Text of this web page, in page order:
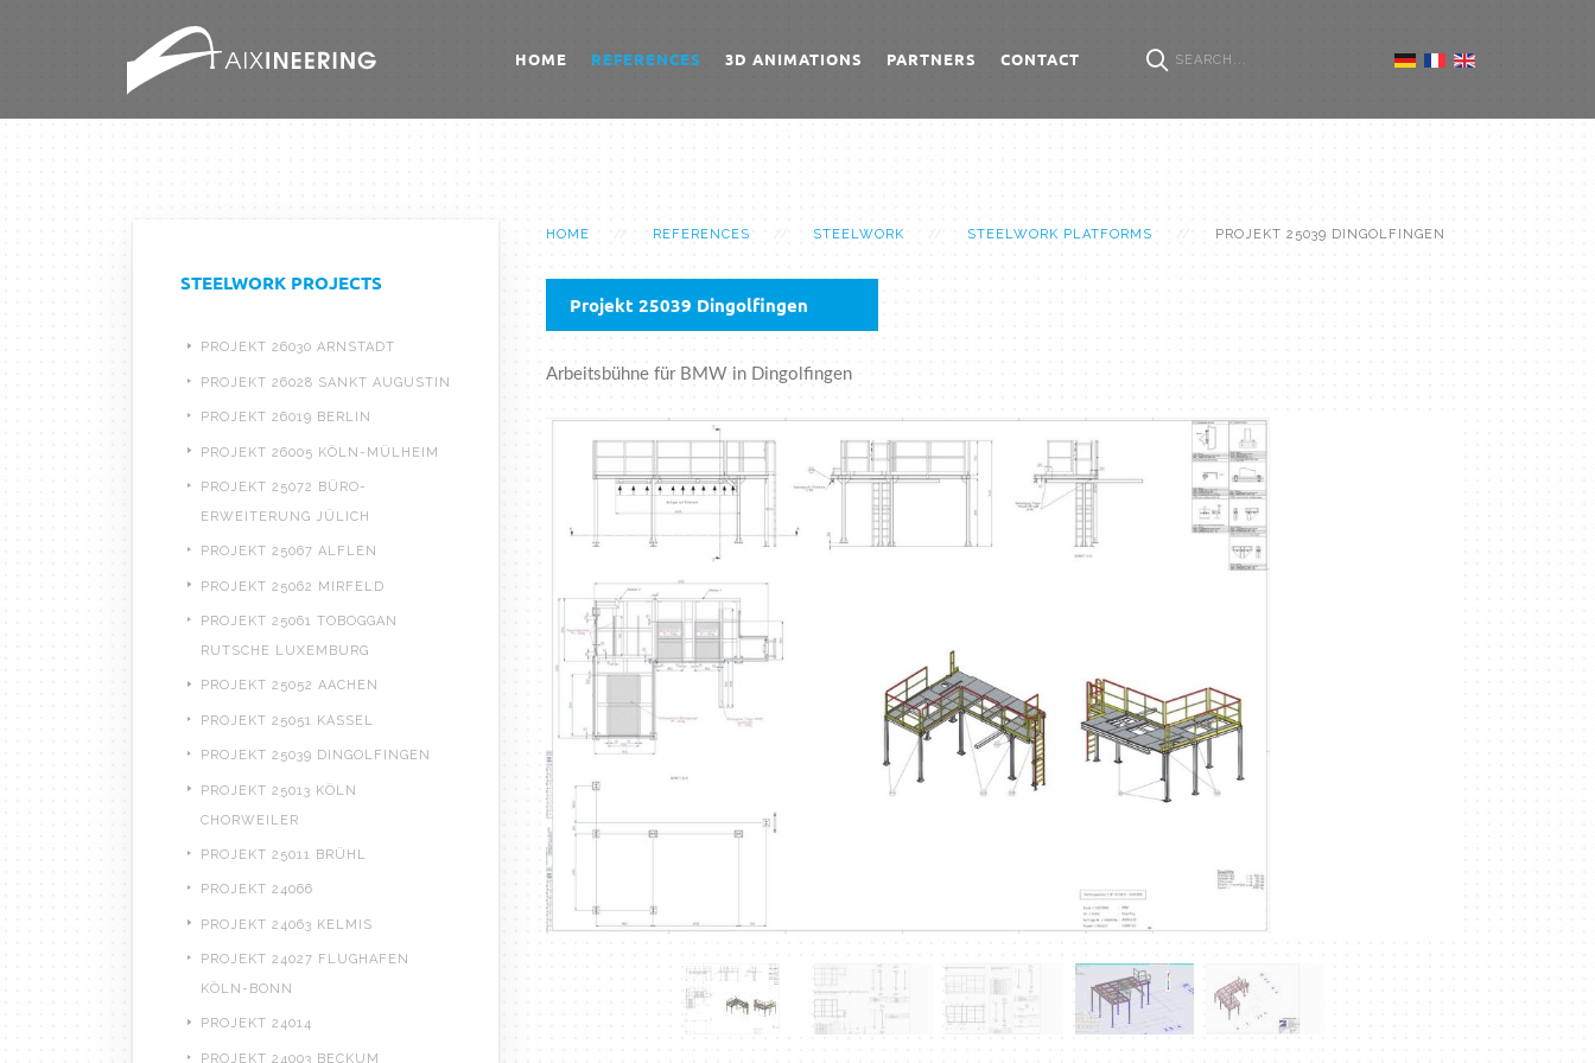
HOME REFERENCES 3D ANIMATIONS PARTNERS CONTACT
HOME REFERENCES STEELWORK STEELWORK PLATFORMS PROJEKT 25039 DINGOLFINGEN
Projekt 25039 Dingolfingen
Arbeitsbühne für BMW in Dingolfingen
STEELWORK PROJECTS
PROJEKT 26030 ARNSTADT
PROJEKT 26028 SANKT AUGUSTIN
PROJEKT 26019 BERLIN
PROJEKT 26005 KÖLN-MÜLHEIM
PROJEKT 25072 BÜRO-
ERWEITERUNG JÜLICH
PROJEKT 25067 ALFLEN
PROJEKT 25062 MIRFELD
PROJEKT 25061 TOBOGGAN
RUTSCHE LUXEMBURG
PROJEKT 25052 AACHEN
PROJEKT 25051 KASSEL
PROJEKT 25039 DINGOLFINGEN
PROJEKT 25013 KÖLN
CHORWEILER
PROJEKT 25011 BRÜHL
PROJEKT 24066
PROJEKT 24063 KELMIS
PROJEKT 24027 FLUGHAFEN
KÖLN-BONN
PROJEKT 24014
PROJEKT 24003 BECKUM